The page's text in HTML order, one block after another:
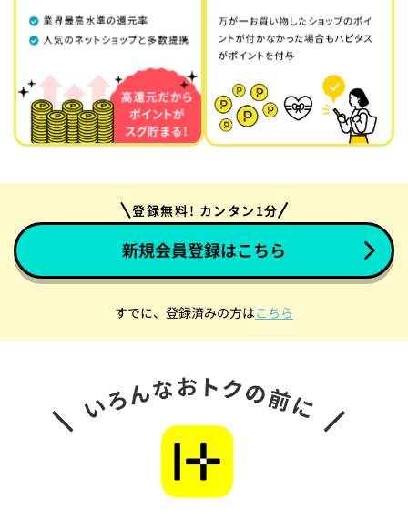
登録無料! カンタン1分
新規会員登録はこちら
すでに、登録済みの方はこちら